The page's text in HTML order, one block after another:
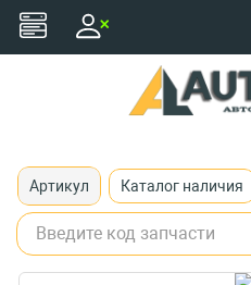
Артикул Каталог наличия